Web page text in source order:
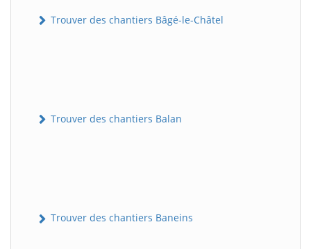
Trouver des chantiers Bâgé-le-Châtel
Trouver des chantiers Balan
Trouver des chantiers Baneins